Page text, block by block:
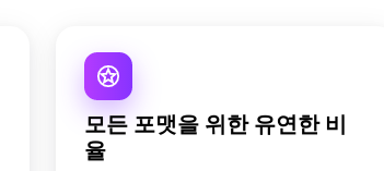
모든 포맷을 위한 유연한 비
율